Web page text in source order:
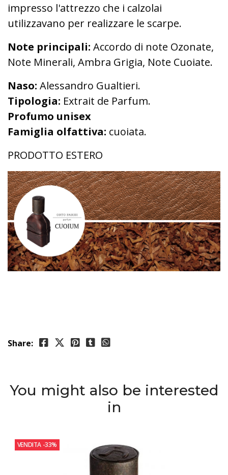
impresso l'attrezzo che i calzolai
utilizzavano per realizzare le scarpe.
Note principali: Accordo di note Ozonate,
Note Minerali, Ambra Grigia, Note Cuoiate.
Naso: Alessandro Gualtieri.
Tipologia: Extrait de Parfum.
Profumo unisex
Famiglia olfattiva: cuoiata.
PRODOTTO ESTERO
Share:
You might also be interested
in
VENDITA -33%